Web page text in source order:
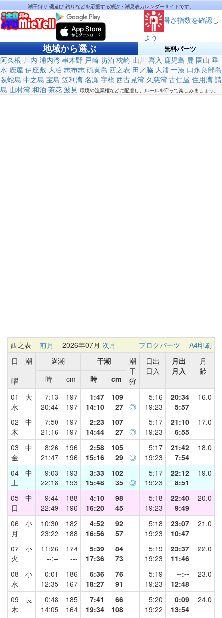
潮干狩り 磯遊び 釣りなどを応援する潮汐・潮見表カレンダーサイトです。
暑さ指数を確認し
よう
地域から選ぶ 無料パーツ
阿久根 川内 浦内湾 串木野 戸崎 坊泊 枕崎 山川 喜入 鹿児島 麓 園山 垂
水 鹿屋 伊座敷 大泊 志布志 硫黄島 西之表 田ノ脇 大浦 一湊 口永良部島
臥蛇島 中之島 宝島 笠利湾 名瀬 宇検 西古見湾 久慈湾 古仁屋 住用湾 請
島 山村湾 和泊 茶花 波見 環境や漁業権などに配慮し、ルールを守って楽しみましょう。
西之表 前月 2026年07月 次月 ブログパーツ
A4印刷
日
曜
潮 満潮 干潮
潮
干
狩
日出
日入
月出
月入
月
齢
時
cm 時
cm
01
水
大
7:13
20:44
197
197
1:47
14:10
109
27 ◎
5:16
19:23
20:34
5:57
16.0
02
木
中
7:50
21:16
197
197
2:23
14:44
107
27 ◎
5:17
19:23
21:10
6:55
17.0
03
金
中
8:26
21:47
196
196
2:58
15:16
105
29 ◎
5:17
19:23
21:42
7:54
18.0
04
土
中
9:03
22:18
193
193
3:33
15:48
102
35 ◎
5:17
19:23
22:12
8:51
19.0
05
日
中
9:44
22:49
188
190
4:10
16:20
98
45
5:18
19:23
22:40
9:49
20.0
06
月
小
10:30
23:22
182
188
4:52
16:56
92
57
5:18
19:23
23:07
10:47
21.0
07
火
小
11:26
--:--
174
---
5:39
17:36
84
73
5:19
19:23
23:37
11:46
22.0
08
水
小
0:01
12:35
186
167
6:36
18:27
76
91
5:19
19:23
--:--
12:48
23.0
09
木
長
0:48
14:05
185
164
7:41
19:34
66
108
5:20
19:22
0:09
13:54
24.0